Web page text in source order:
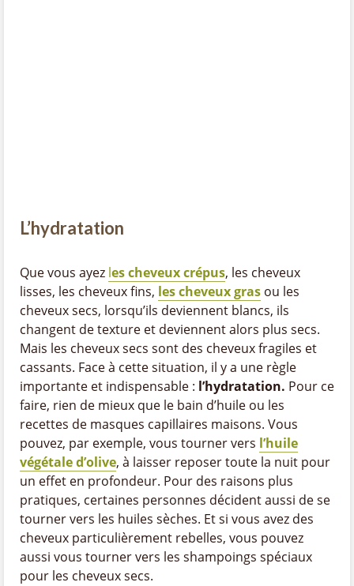
L’hydratation
Que vous ayez les cheveux crépus, les cheveux
lisses, les cheveux fins, les cheveux gras ou les
cheveux secs, lorsqu’ils deviennent blancs, ils
changent de texture et deviennent alors plus secs.
Mais les cheveux secs sont des cheveux fragiles et
cassants. Face à cette situation, il y a une règle
importante et indispensable : l’hydratation. Pour ce
faire, rien de mieux que le bain d’huile ou les
recettes de masques capillaires maisons. Vous
pouvez, par exemple, vous tourner vers l’huile
végétale d’olive, à laisser reposer toute la nuit pour
un effet en profondeur. Pour des raisons plus
pratiques, certaines personnes décident aussi de se
tourner vers les huiles sèches. Et si vous avez des
cheveux particulièrement rebelles, vous pouvez
aussi vous tourner vers les shampoings spéciaux
pour les cheveux secs.